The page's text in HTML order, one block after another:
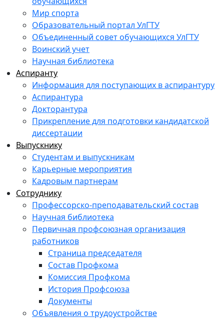
Мир спорта
Образовательный портал УлГТУ
Объединенный совет обучающихся УлГТУ
Воинский учет
Научная библиотека
Аспиранту
Информация для поступающих в аспирантуру
Аспирантура
Докторантура
Прикрепление для подготовки кандидатской
диссертации
Выпускнику
Студентам и выпускникам
Карьерные мероприятия
Кадровым партнерам
Сотруднику
Профессорско-преподавательский состав
Научная библиотека
Первичная профсоюзная организация
работников
Страница председателя
Состав Профкома
Комиссия Профкома
История Профсоюза
Документы
Объявления о трудоустройстве